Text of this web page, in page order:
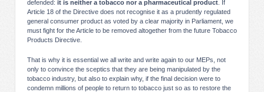
defended: it is neither a tobacco nor a pharmaceutical product . If
Article 18 of the Directive does not recognise it as a prudently regulated
general consumer product as voted by a clear majority in Parliament, we
must fight for the Article to be removed altogether from the future Tobacco
Products Directive.
That is why it is essential we all write and write again to our MEPs, not
only to convince the sceptics that they are being manipulated by the
tobacco industry, but also to explain why, if the final decision were to
condemn millions of people to return to tobacco just so as to restore the